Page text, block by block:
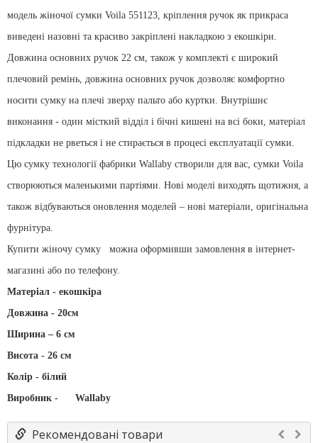
модель жіночої сумки Voila 551123, кріплення ручок як прикраса
виведені назовні та красиво закріплені накладкою з екошкіри.
Довжина основних ручок 22 см, також у комплекті є широкий
плечовий ремінь, довжина основних ручок дозволяє комфортно
носити сумку на плечі зверху пальто або куртки. Внутрішнє
виконання - один місткий відділ і бічні кишені на всі боки, матеріал
підкладки не рветься і не стирається в процесі експлуатації сумки.
Цю сумку технології фабрики Wallaby створили для вас, сумки Voila
створюються маленькими партіями. Нові моделі виходять щотижня, а
також відбуваються оновлення моделей – нові матеріали, оригінальна
фурнітура.
Купити жіночу сумку
можна оформивши замовлення в інтернет-
магазині або по телефону.
Матеріал - екошкіра
Довжина - 20см
Ширина – 6 см
Висота - 26 см
Колір - білий
Виробник -
Wallaby
Рекомендовані товари